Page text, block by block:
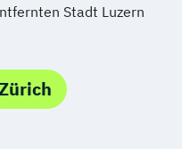
Stadt Luzern